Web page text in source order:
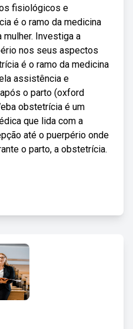
fisiológicos e
é o ramo da medicina
mulher. Investiga a
nos seus aspectos
é o ramo da medicina
assistência e
o parto (oxford
obstetrícia é um
que lida com a
até o puerpério onde
o parto, a obstetrícia.